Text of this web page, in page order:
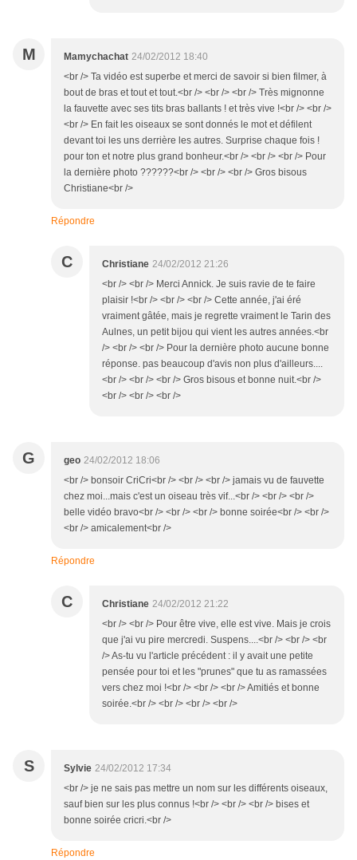
M Mamychachat 24/02/2012 18:40
<br /> Ta vidéo est superbe et merci de savoir si bien filmer, à
bout de bras et tout et tout.<br /> <br /> <br /> Très mignonne
la fauvette avec ses tits bras ballants ! et très vive !<br /> <br />
<br /> En fait les oiseaux se sont donnés le mot et défilent
devant toi les uns derrière les autres. Surprise chaque fois !
pour ton et notre plus grand bonheur.<br /> <br /> <br /> Pour
la dernière photo ??????<br /> <br /> <br /> Gros bisous
Christiane<br />
Répondre
C Christiane 24/02/2012 21:26
<br /> <br /> Merci Annick. Je suis ravie de te faire
plaisir !<br /> <br /> <br /> Cette année, j'ai éré
vraiment gâtée, mais je regrette vraiment le Tarin des
Aulnes, un petit bijou qui vient les autres années.<br
/> <br /> <br /> Pour la dernière photo aucune bonne
réponse. pas beaucoup d'avis non plus d'ailleurs....
<br /> <br /> <br /> Gros bisous et bonne nuit.<br />
<br /> <br /> <br />
G geo 24/02/2012 18:06
<br /> bonsoir CriCri<br /> <br /> <br /> jamais vu de fauvette
chez moi...mais c'est un oiseau très vif...<br /> <br /> <br />
belle vidéo bravo<br /> <br /> <br /> bonne soirée<br /> <br />
<br /> amicalement<br />
Répondre
C Christiane 24/02/2012 21:22
<br /> <br /> Pour être vive, elle est vive. Mais je crois
que j'ai vu pire mercredi. Suspens....<br /> <br /> <br
/> As-tu vu l'article précédent : il y avait une petite
pensée pour toi et les "prunes" que tu as ramassées
vers chez moi !<br /> <br /> <br /> Amitiés et bonne
soirée.<br /> <br /> <br /> <br />
S Sylvie 24/02/2012 17:34
<br /> je ne sais pas mettre un nom sur les différents oiseaux,
sauf bien sur les plus connus !<br /> <br /> <br /> bises et
bonne soirée cricri.<br />
Répondre